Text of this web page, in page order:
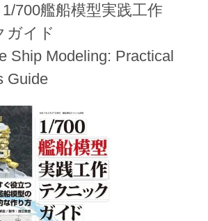
1/700艦船模型実践工作
ガイド
Ship Modeling: Practical
Guide